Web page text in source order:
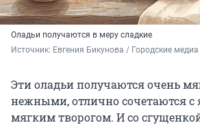
Оладьи получаются в меру сладкие
Источник: Евгения Бикунова / Городские медиа
Эти оладьи получаются очень
нежными, отлично сочетаются с
мягким творогом. И со